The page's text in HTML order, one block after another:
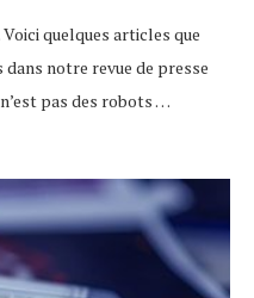
quelques articles que
notre revue de presse
pas des robots …